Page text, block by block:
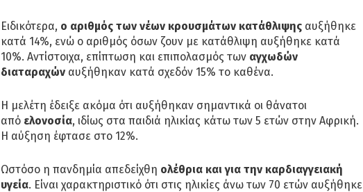
Ειδικότερα, ο αριθμός των νέων κρουσμάτων κατάθλιψης αυξήθηκε
κατά 14%, ενώ ο αριθμός όσων ζουν με κατάθλιψη αυξήθηκε κατά
10%. Αντίστοιχα, επίπτωση και επιπολασμός των αγχωδών
διαταραχών αυξήθηκαν κατά σχεδόν 15% το καθένα.
Η μελέτη έδειξε ακόμα ότι αυξήθηκαν σημαντικά οι θάνατοι
από ελονοσία, ιδίως στα παιδιά ηλικίας κάτω των 5 ετών στην Αφρική.
Η αύξηση έφτασε στο 12%.
Ωστόσο η πανδημία απεδείχθη ολέθρια και για την καρδιαγγειακή
υγεία. Είναι χαρακτηριστικό ότι στις ηλικίες άνω των 70 ετών αυξήθηκε